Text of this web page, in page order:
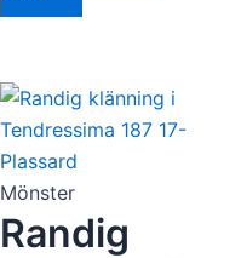
Mönster
Randig